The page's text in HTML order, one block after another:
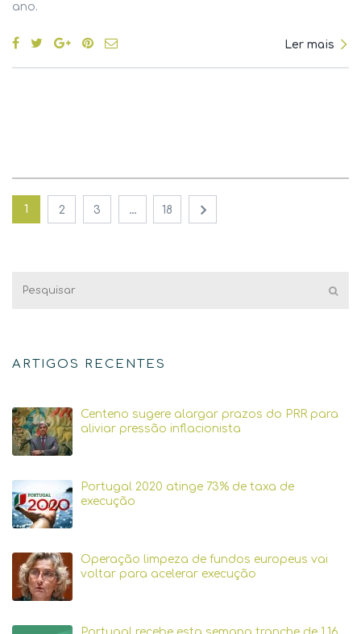
ano.
Ler mais
1 2 3 … 18
ARTIGOS RECENTES
Centeno sugere alargar prazos do PRR para
aliviar pressão inflacionista
Portugal 2020 atinge 73% de taxa de
execução
Operação limpeza de fundos europeus vai
voltar para acelerar execução